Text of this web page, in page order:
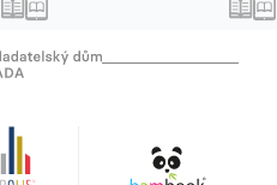
2 měsíce
přiřazené strojově
generované ID uživatele
hlášení třetí straně.